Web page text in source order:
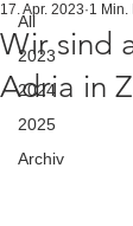
All
2023
2024
2025
Archiv
Wir sind
Adria in
17. Apr. 2023 1 Min.